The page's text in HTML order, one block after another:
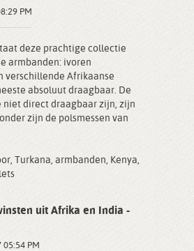
PM
deze prachtige collectie
armbanden: ivoren
verschillende Afrikaanse
absoluut draagbaar. De
niet direct draagbaar zijn, zijn
zijn de polsmessen van
, Turkana, armbanden, Kenya,
uit Afrika en India -
PM